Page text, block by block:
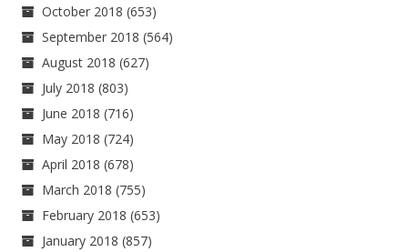
October 2018 (653)
September 2018 (564)
August 2018 (627)
July 2018 (803)
June 2018 (716)
May 2018 (724)
April 2018 (678)
March 2018 (755)
February 2018 (653)
January 2018 (857)